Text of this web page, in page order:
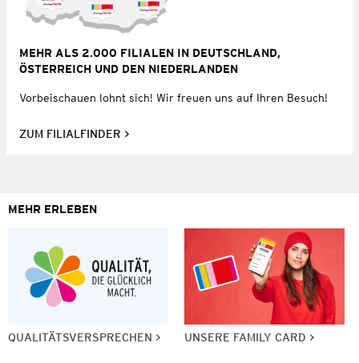
MEHR ALS 2.000 FILIALEN IN DEUTSCHLAND,
ÖSTERREICH UND DEN NIEDERLANDEN
Vorbeischauen lohnt sich! Wir freuen uns auf Ihren Besuch!
ZUM FILIALFINDER
MEHR ERLEBEN
QUALITÄTSVERSPRECHEN UNSERE FAMILY CARD